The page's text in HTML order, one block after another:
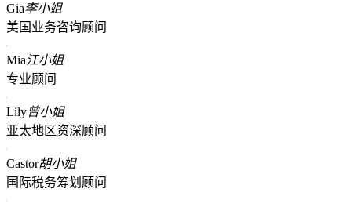
Gia李小姐
美国业务咨询顾问
Mia江小姐
专业顾问
Lily曾小姐
亚太地区资深顾问
Castor胡小姐
国际税务筹划顾问